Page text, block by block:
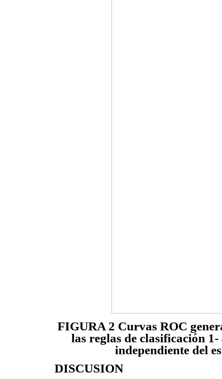
FIGURA 2 Curvas ROC
las reglas de clasificación
independiente del
DISCUSION